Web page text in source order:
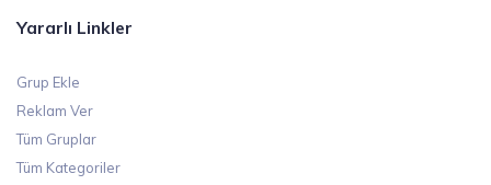
Yararlı Linkler
Grup Ekle
Reklam Ver
Tüm Gruplar
Tüm Kategoriler